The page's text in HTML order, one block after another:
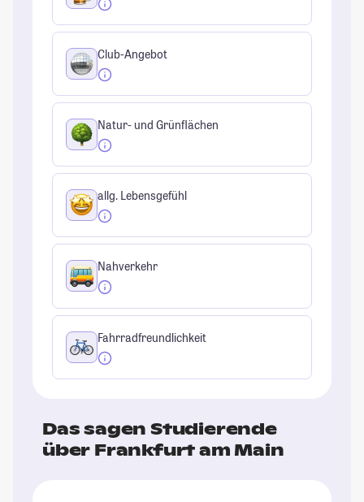
Club-Angebot
Natur- und Grünflächen
allg. Lebensgefühl
Nahverkehr
Fahrradfreundlichkeit
Das sagen Studierende
über Frankfurt am Main